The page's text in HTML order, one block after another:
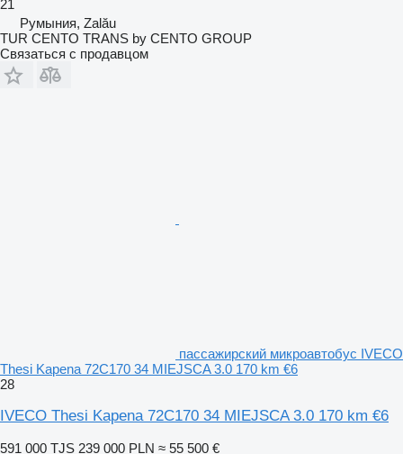
21
Румыния, Zalău
TUR CENTO TRANS by CENTO GROUP
Связаться с продавцом
пассажирский микроавтобус IVECO
Thesi Kapena 72C170 34 MIEJSCA 3.0 170 km €6
28
IVECO Thesi Kapena 72C170 34 MIEJSCA 3.0 170 km €6
591 000 TJS 239 000 PLN ≈ 55 500 €